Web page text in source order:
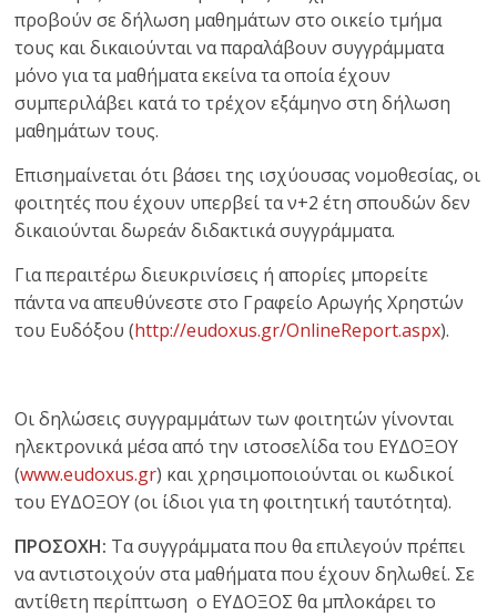
προβούν σε δήλωση μαθημάτων στο οικείο τμήμα
τους και δικαιούνται να παραλάβουν συγγράμματα
μόνο για τα μαθήματα εκείνα τα οποία έχουν
συμπεριλάβει κατά το τρέχον εξάμηνο στη δήλωση
μαθημάτων τους.
Επισημαίνεται ότι βάσει της ισχύουσας νομοθεσίας, οι
φοιτητές που έχουν υπερβεί τα ν+2 έτη σπουδών δεν
δικαιούνται δωρεάν διδακτικά συγγράμματα.
Για περαιτέρω διευκρινίσεις ή απορίες μπορείτε
πάντα να απευθύνεστε στο Γραφείο Αρωγής Χρηστών
του Ευδόξου (http://eudoxus.gr/OnlineReport.aspx).
Οι δηλώσεις συγγραμμάτων των φοιτητών γίνονται
ηλεκτρονικά μέσα από την ιστοσελίδα του ΕΥΔΟΞΟΥ
(www.eudoxus.gr) και χρησιμοποιούνται οι κωδικοί
του ΕΥΔΟΞΟΥ (οι ίδιοι για τη φοιτητική ταυτότητα).
ΠΡΟΣΟΧΗ: Τα συγγράμματα που θα επιλεγούν πρέπει
να αντιστοιχούν στα μαθήματα που έχουν δηλωθεί. Σε
αντίθετη περίπτωση ο ΕΥΔΟΞΟΣ θα μπλοκάρει το